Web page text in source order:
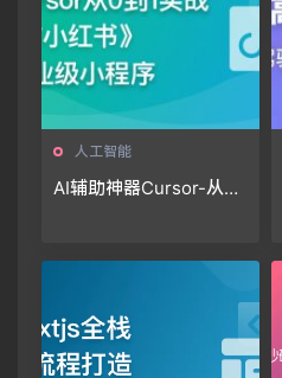
人工智能
AI辅助神器Cursor-从0